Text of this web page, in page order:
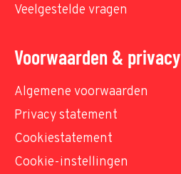
Veelgestelde vragen
Voorwaarden & privacy
Algemene voorwaarden
Privacy statement
Cookiestatement
Cookie-instellingen